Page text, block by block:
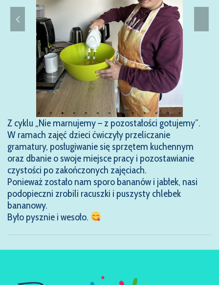
Z cyklu „Nie marnujemy – z pozostałości gotujemy”.
W ramach zajęć dzieci ćwiczyły przeliczanie
gramatury, posługiwanie się sprzętem kuchennym
oraz dbanie o swoje miejsce pracy i pozostawianie
czystości po zakończonych zajęciach.
Ponieważ zostało nam sporo bananów i jabłek, nasi
podopieczni zrobili racuszki i puszysty chlebek
bananowy.
Było pysznie i wesoło.